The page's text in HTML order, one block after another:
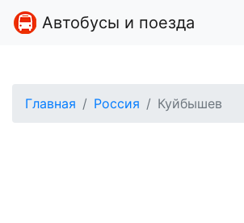
Автобусы и поезда
Главная Россия Куйбышев